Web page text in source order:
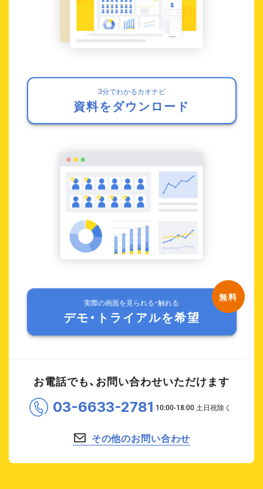
3分でわかるカオナビ
資料をダウンロード
実際の画面を見られる・触れる
デモ・トライアルを希望
お電話でも、お問い合わせいただけます
03-6633-2781
その他のお問い合わせ